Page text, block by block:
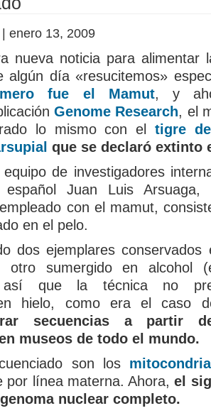
| enero 13, 2009
nueva noticia para alimentar
algún día «resucitemos»
fue el Mamut, y
Genome Research, el
lo mismo con el tigre
que se declaró extinto
equipo de investigadores
español Juan Luis
con el mamut,
en el pelo.
dos ejemplares conservados
otro sumergido en alcohol
así que la técnica no
hielo, como era el caso
secuencias a partir
museos de todo el mundo.
son los
por línea materna. Ahora,el
nuclear completo.